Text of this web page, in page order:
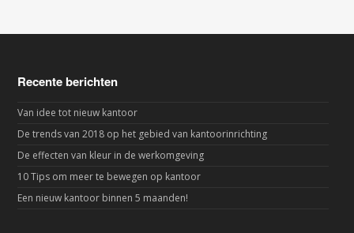
Recente berichten
Van idee tot nieuw kantoor
De trends van 2018 op het gebied van kantoorinrichting
De effecten van kleur in de werkomgeving
10 Tips om meer te bewegen op kantoor
Een nieuw kantoor binnen 5 maanden!